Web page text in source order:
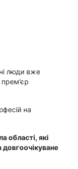
люди вже
прем’єр
на
області, які